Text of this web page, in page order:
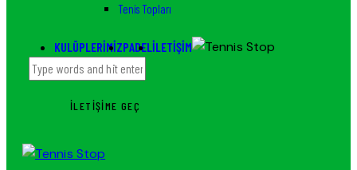
Tenis Topları
KULÜPLERIMIZPADEL İLETIŞIM
İLETIŞIME GEÇ